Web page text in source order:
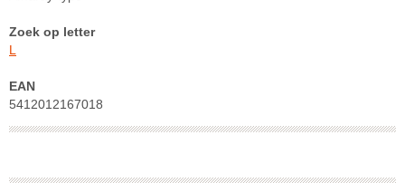
Zoek op letter
L
EAN
5412012167018